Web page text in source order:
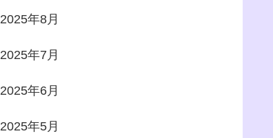
2025年8月
2025年7月
2025年6月
2025年5月